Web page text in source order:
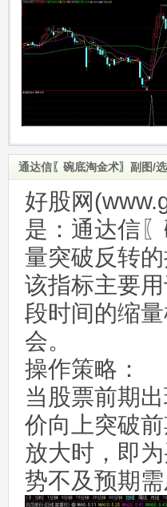
通达信〖碗底淘金术〗副图/
好股网
是：通达信
量突破反转
该指标主要
段时间的缩
会。
操作策略：
当股票前期
价向上突破
放大时，即
势不及预期需